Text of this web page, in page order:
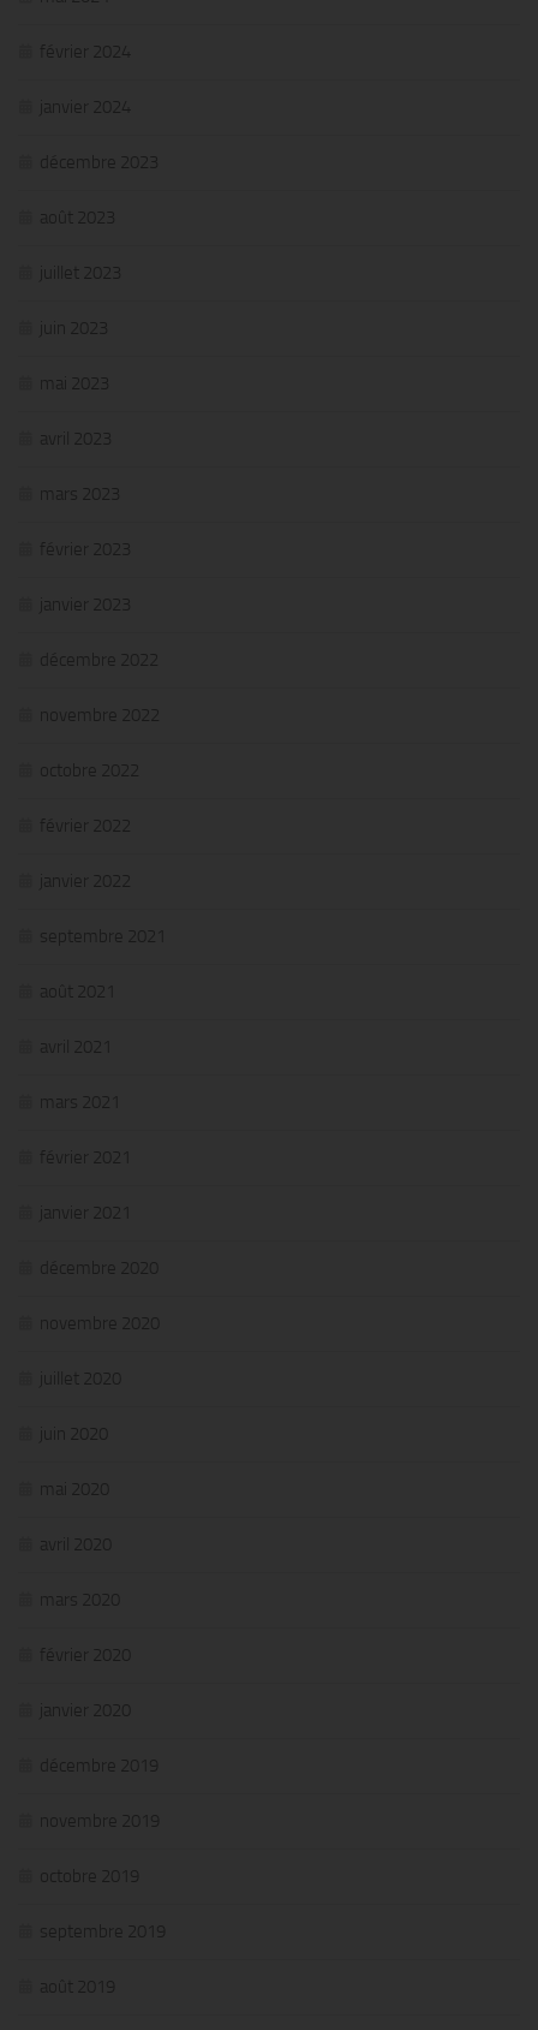
février 2024
janvier 2024
décembre 2023
août 2023
juillet 2023
juin 2023
mai 2023
avril 2023
mars 2023
février 2023
janvier 2023
décembre 2022
novembre 2022
octobre 2022
février 2022
janvier 2022
septembre 2021
août 2021
avril 2021
mars 2021
février 2021
janvier 2021
décembre 2020
novembre 2020
juillet 2020
juin 2020
mai 2020
avril 2020
mars 2020
février 2020
janvier 2020
décembre 2019
novembre 2019
octobre 2019
septembre 2019
août 2019